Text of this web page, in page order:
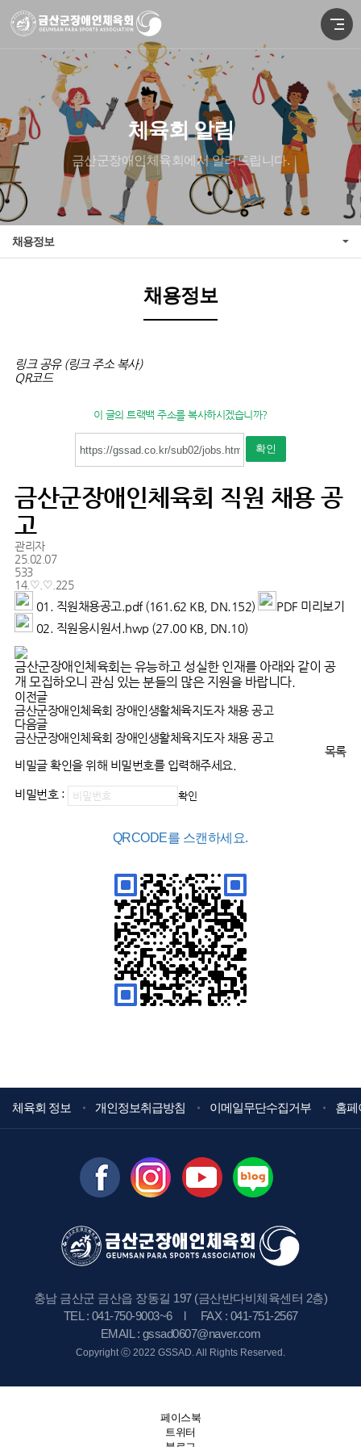
체육회 알림
금산군장애인체육회에서 알려드립니다.
채용정보
채용정보
링크 공유 (링크 주소 복사)
QR코드
이 글의 트랙백 주소를 복사하시겠습니까?
확인
금산군장애인체육회 직원 채용 공
고
관리자
25.02.07
533
14.♡.♡.225
01. 직원채용공고.pdf (161.62 KB, DN.152)
PDF 미리보기
02. 직원응시원서.hwp (27.00 KB, DN.10)
금산군장애인체육회는 유능하고 성실한 인재를 아래와 같이 공
개 모집하오니 관심 있는 분들의 많은 지원을 바랍니다.
이전글
금산군장애인체육회 장애인생활체육지도자 채용 공고
다음글
금산군장애인체육회 장애인생활체육지도자 채용 공고
목록
비밀글 확인을 위해 비밀번호를 입력해주세요.
비밀번호 : 확인
QRCODE를 스캔하세요.
체육회 정보 개인정보취급방침 이메일무단수집거부 홈페
충남 금산군 금산읍 장동길 197 (금산반다비체육센터 2층)
TEL : 041-750-9003~6 l FAX : 041-751-2567
EMAIL : gssad0607@naver.com
Copyright ⓒ 2022 GSSAD. All Rights Reserved.
페이스북
트위터